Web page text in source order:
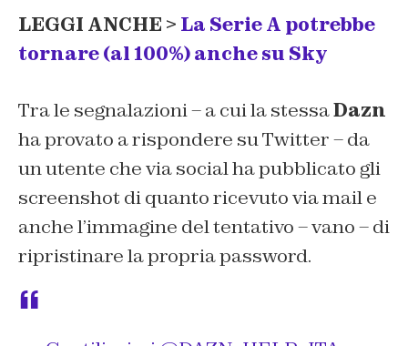
LEGGI ANCHE > La Serie A potrebbe
tornare (al 100%) anche su Sky
Tra le segnalazioni – a cui la stessaDazn
ha provato a rispondere su Twitter – da
un utente che via social ha pubblicato gli
screenshot di quanto ricevuto via mail e
anche l’immagine del tentativo – vano – di
ripristinare la propria password.